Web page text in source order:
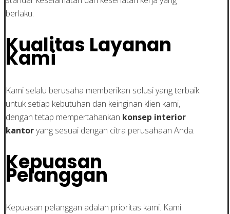
berlaku.
Kualitas Layanan
Kami
Kami selalu berusaha memberikan solusi yang terbaik
untuk setiap kebutuhan dan keinginan klien kami,
dengan tetap mempertahankan konsep interior
kantoryang sesuai dengan citra perusahaan Anda.
Kepuasan
Pelanggan
Kepuasan pelanggan adalah prioritas kami. Kami